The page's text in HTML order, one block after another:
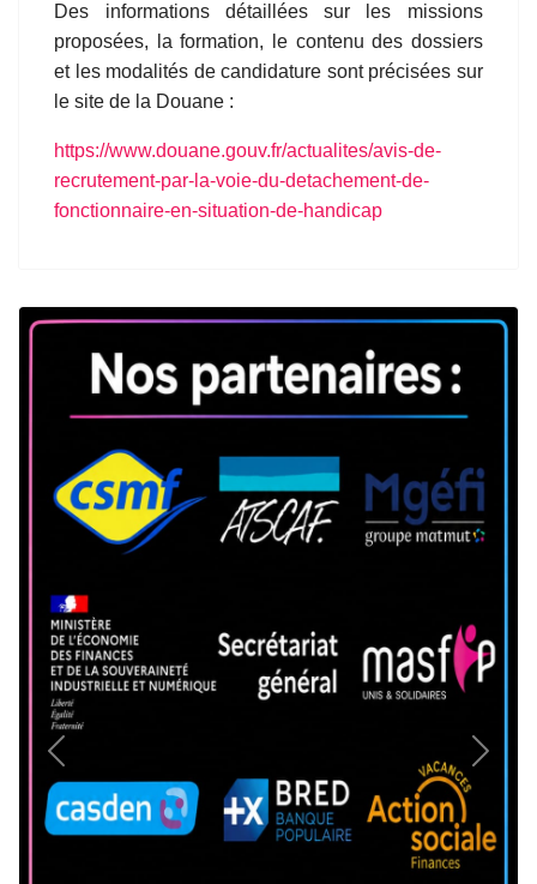
Des informations détaillées sur les missions
proposées, la formation, le contenu des dossiers
et les modalités de candidature sont précisées sur
le site de la Douane :
https://www.douane.gouv.fr/actualites/avis-de-
recrutement-par-la-voie-du-detachement-de-
fonctionnaire-en-situation-de-handicap
Previous Next